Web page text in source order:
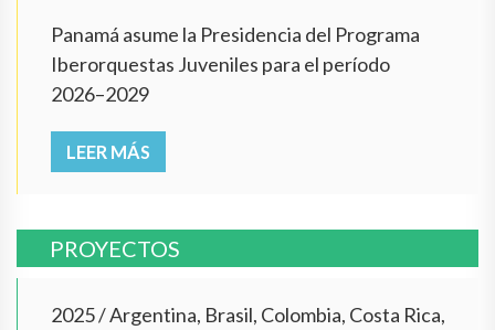
Panamá asume la Presidencia del Programa
Iberorquestas Juveniles para el período
2026–2029
LEER MÁS
PROYECTOS
2025/Argentina, Brasil, Colombia, Costa Rica,